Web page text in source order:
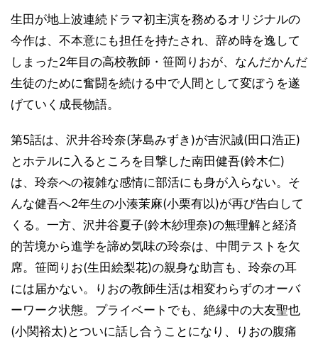
生田が地上波連続ドラマ初主演を務めるオリジナルの
今作は、不本意にも担任を持たされ、辞め時を逸して
しまった2年目の高校教師・笹岡りおが、なんだかんだ
生徒のために奮闘を続ける中で人間として変ぼうを遂
げていく成長物語。
第5話は、沢井谷玲奈(茅島みずき)が吉沢誠(田口浩正)
とホテルに入るところを目撃した南田健吾(鈴木仁)
は、玲奈への複雑な感情に部活にも身が入らない。そ
んな健吾へ2年生の小湊茉麻(小栗有以)が再び告白して
くる。一方、沢井谷夏子(鈴木紗理奈)の無理解と経済
的苦境から進学を諦め気味の玲奈は、中間テストを欠
席。笹岡りお(生田絵梨花)の親身な助言も、玲奈の耳
には届かない。りおの教師生活は相変わらずのオーバ
ーワーク状態。プライベートでも、絶縁中の大友聖也
(小関裕太)とついに話し合うことになり、りおの腹痛